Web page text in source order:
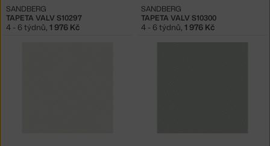
TAPETA VALV S10297
SANDBERG
4 - 6 týdnů, 1 976 Kč
TAPETA VALV S10300
SANDBERG
4 - 6 týdnů, 1 976 Kč